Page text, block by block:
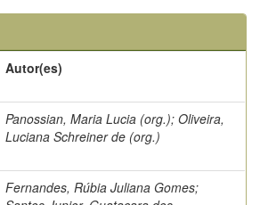
Autor(es)
Panossian, Maria Lucia (org.); Oliveira,
Luciana Schreiner de (org.)
Fernandes, Rúbia Juliana Gomes;